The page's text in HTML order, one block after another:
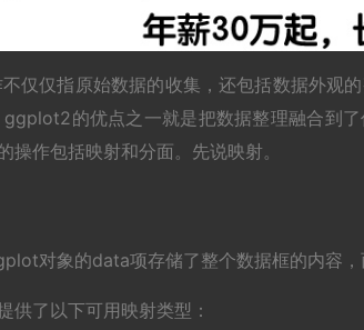
仅仅指原始数据的收集，还包括数据外观
的优点之一就是把数据整理融合到
作包括映射和分面。先说映射。
对象的data项存储了整个数据框的内容，
了以下可用映射类型：